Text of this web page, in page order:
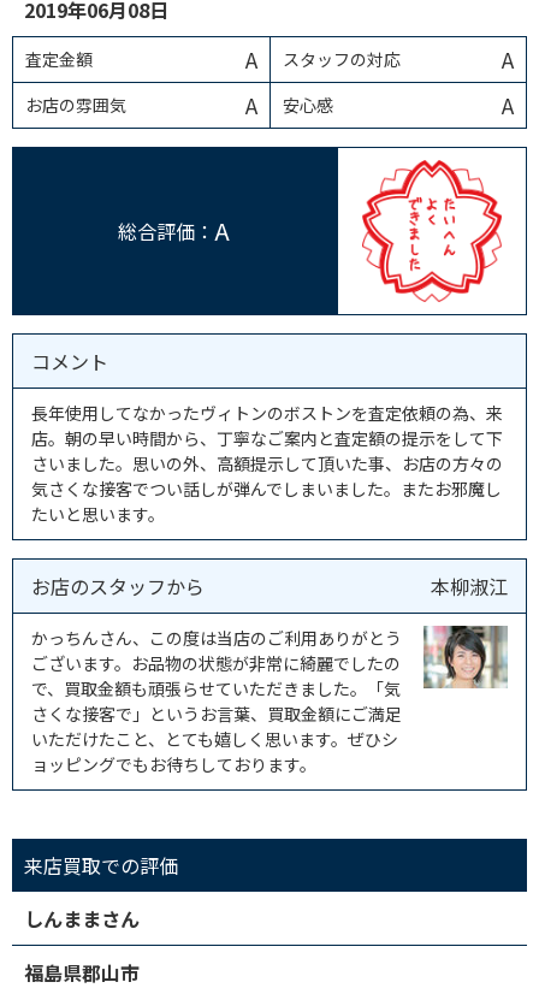
2019年06月08日
査定金額 A スタッフの対応 A
お店の雰囲気 A 安心感 A
総合評価： A
コメント
長年使用してなかったヴィトンのボストンを査定依頼の為、来
店。朝の早い時間から、丁寧なご案内と査定額の提示をして下
さいました。思いの外、高額提示して頂いた事、お店の方々の
気さくな接客でつい話しが弾んでしまいました。またお邪魔し
たいと思います。
お店のスタッフから 本柳淑江
かっちんさん、この度は当店のご利用ありがとう
ございます。お品物の状態が非常に綺麗でしたの
で、買取金額も頑張らせていただきました。「気
さくな接客で」というお言葉、買取金額にご満足
いただけたこと、とても嬉しく思います。ぜひシ
ョッピングでもお待ちしております。
来店買取での評価
しんままさん
福島県郡山市